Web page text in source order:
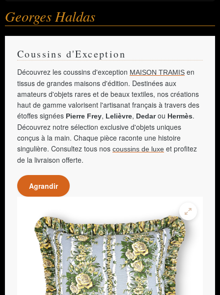
Georges Haldas
Coussins d'Exception
Découvrez les coussins d'exception MAISON TRAMIS en
tissus de grandes maisons d'édition. Destinées aux
amateurs d'objets rares et de beaux textiles, nos créations
haut de gamme valorisent l'artisanat français à travers des
étoffes signées Pierre Frey, Lelièvre, Dedarou Hermès.
Découvrez notre sélection exclusive d'objets uniques
conçus à la main. Chaque pièce raconte une histoire
singulière. Consultez tous nos coussins de luxe et profitez
de la livraison offerte.
Agrandir